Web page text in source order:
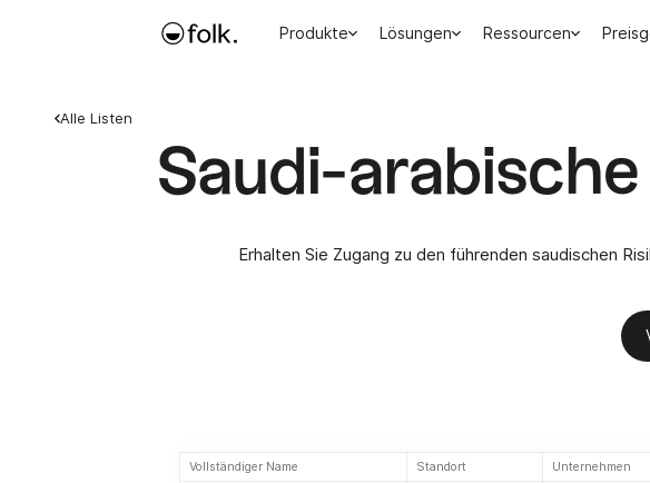
Produkte Lösungen Ressourcen
Saudi-
Erhalten Sie Zugang zu den führenden saudischen
Alle Listen
Vollständiger Name Standort Unternehmen